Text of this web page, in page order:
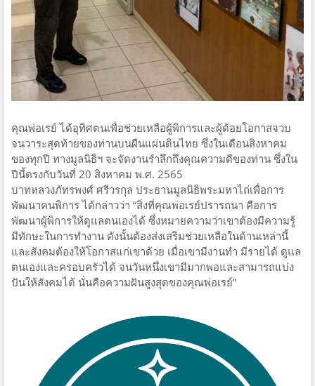
คุณพ่อเรย์ ได้อุทิศตนเพื่อช่วยเหลือผู้พิการและผู้ด้อยโอกาสจวบ
จนวาระสุดท้ายของท่านบนผืนแผ่นดินไทย ซึ่งในเดือนสิงหาคม
ของทุกปี ทางมูลนิธิฯ จะจัดงานรำลึกถึงคุณความดีของท่าน ซึ่งใน
ปีนี้ตรงกับวันที่ 20 สิงหาคม พ.ศ. 2565
บาทหลวงภัทรพงศ์ ศรีวรกุล ประธานมูลนิธิพระมหาไถ่เพื่อการ
พัฒนาคนพิการ ได้กล่าวว่า “สิ่งที่คุณพ่อเรย์ปรารถนา คือการ
พัฒนาผู้พิการให้ดูแลตนเองได้ ซึ่งหมายความว่าเขาต้องมีความรู้
มีทักษะในการทำงาน ดังนั้นต้องส่งเสริมช่วยเหลือในด้านเหล่านี้
และสังคมต้องให้โอกาสแก่เขาด้วย เมื่อเขามีงานทำ มีรายได้ ดูแล
ตนเองและครอบครัวได้ จนวันหนึ่งเขามีมากพอและสามารถแบ่ง
ปันให้สังคมได้ นั่นคือความฝันสูงสุดของคุณพ่อเรย์”